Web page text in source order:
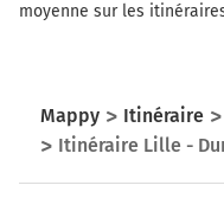
moyenne sur les
Mappy Itinéraire
Itinéraire Lille -